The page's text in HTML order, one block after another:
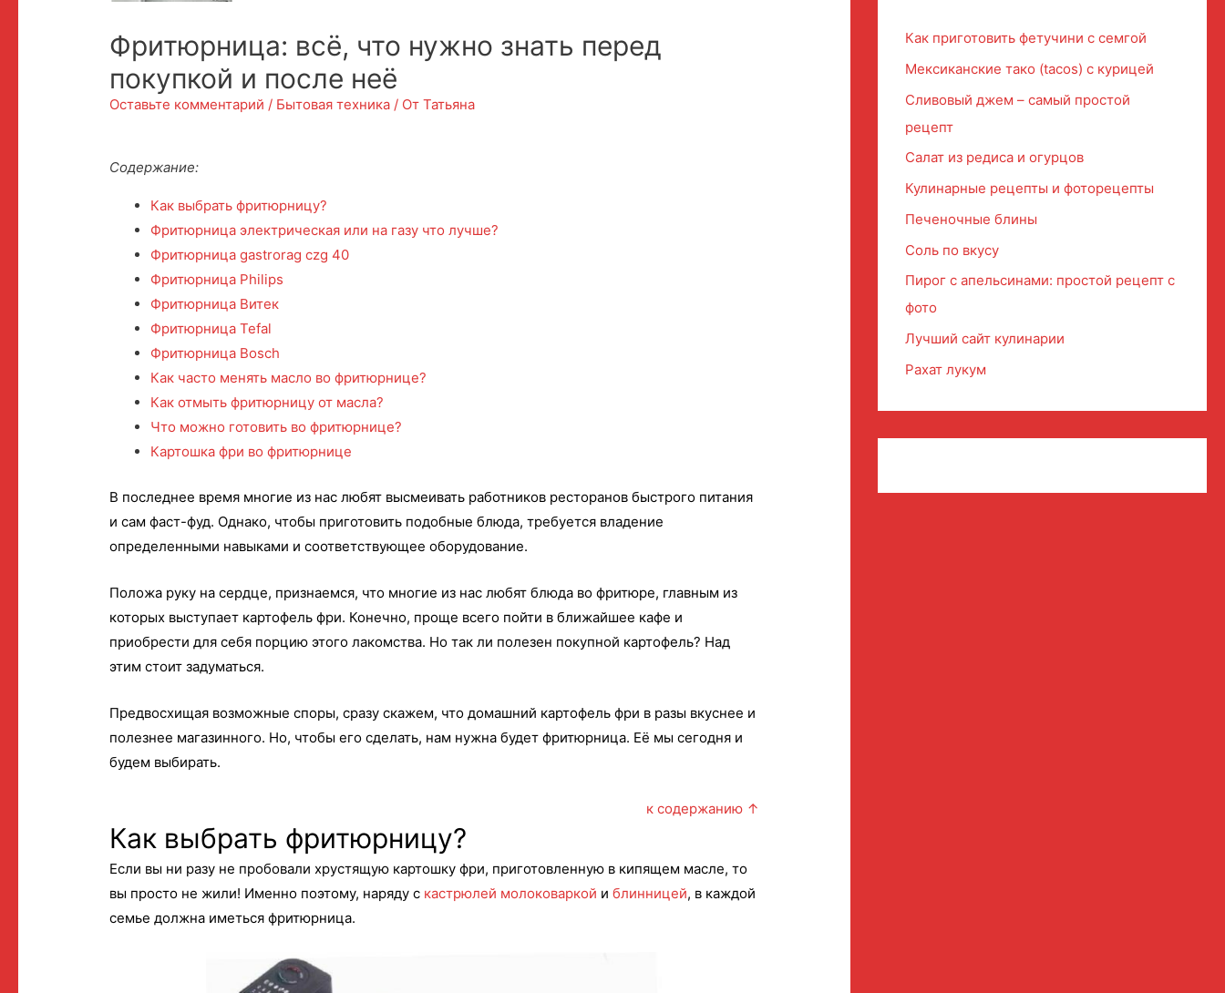
Фритюрница: всё, что нужно знать перед
покупкой и после неё
Оставьте комментарий / Бытовая техника / ОтТатьяна
Содержание:
Как выбрать фритюрницу?
Фритюрница электрическая или на газу что лучше?
Фритюрница gastrorag czg 40
Фритюрница Philips
Фритюрница Витек
Фритюрница Tefal
Фритюрница Bosch
Как часто менять масло во фритюрнице?
Как отмыть фритюрницу от масла?
Что можно готовить во фритюрнице?
Картошка фри во фритюрнице
В последнее время многие из нас любят высмеивать работников ресторанов быстрого питания
и сам фаст-фуд. Однако, чтобы приготовить подобные блюда, требуется владение
определенными навыками и соответствующее оборудование.
Положа руку на сердце, признаемся, что многие из нас любят блюда во фритюре, главным из
которых выступает картофель фри. Конечно, проще всего пойти в ближайшее кафе и
приобрести для себя порцию этого лакомства. Но так ли полезен покупной картофель? Над
этим стоит задуматься.
Предвосхищая возможные споры, сразу скажем, что домашний картофель фри в разы вкуснее и
полезнее магазинного. Но, чтобы его сделать, нам нужна будет фритюрница. Её мы сегодня и
будем выбирать.
к содержанию ↑
Как выбрать фритюрницу?
Если вы ни разу не пробовали хрустящую картошку фри, приготовленную в кипящем масле, то
вы просто не жили! Именно поэтому, наряду с кастрюлей молоковаркой иблинницей, в каждой
семье должна иметься фритюрница.
Как приготовить фетучини с семгой
Мексиканские тако (tacos) с курицей
Сливовый джем – самый простой
рецепт
Салат из редиса и огурцов
Кулинарные рецепты и фоторецепты
Печеночные блины
Соль по вкусу
Пирог с апельсинами: простой рецепт с
фото
Лучший сайт кулинарии
Рахат лукум